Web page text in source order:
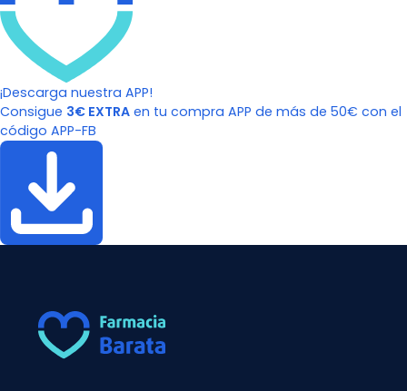
¡Descarga nuestra APP!
Consigue 3€ EXTRA en tu compra APP de más de 50€ con el
código APP-FB